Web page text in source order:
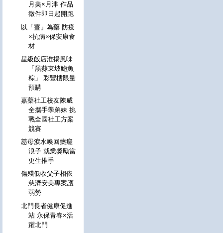
月美×月津 作品
徵件即日起開跑
以「薑」為藥 防疫
×抗病×保安康食
材
星級飯店淮揚風味
「黑蒜東坡鮑魚
粽」 彩豐樓限量
預購
嘉藥社工校友陳威
全攜手學弟妹 挑
戰全國社工方案
競賽
慈母淚水喚回藥癮
浪子 就業獎勵當
更生推手
傷殘低收父子相依
慈濟安美專案護
弱勢
北門長者健康促進
站 永保青春×活
躍北門